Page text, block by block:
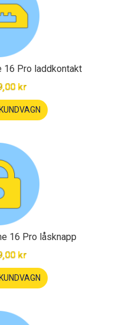
16 Pro laddkontakt
kr
16 Pro låsknapp
kr